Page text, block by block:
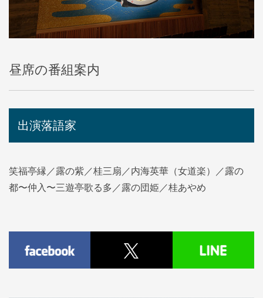
昼席の番組案内
出演落語家
笑福亭縁／露の紫／桂三扇／内海英華（女道楽）／露の
都〜仲入〜三遊亭歌る多／露の団姫／桂あやめ